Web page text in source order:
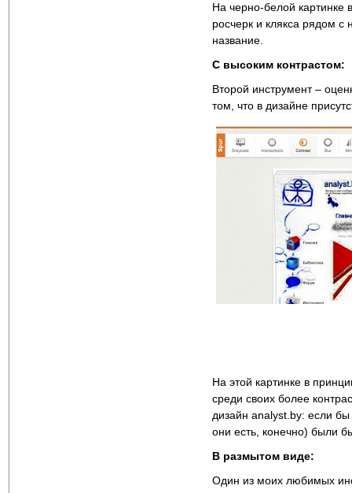
На черно-белой картинке
росчерк и клякса рядом
название.
С высоким контрастом:
Второй инструмент –
том, что в дизайне
На этой картинке в
среди своих более
дизайн analyst.by: если
они есть, конечно) были
В размытом виде:
Один из моих любимых